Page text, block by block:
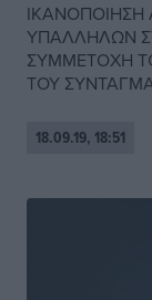
ΥΠΑΛΛΗΛΩΝ
ΣΥΜΜΕΤΟΧΗ
ΤΟΥ
18.09.19, 18:51